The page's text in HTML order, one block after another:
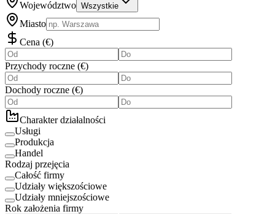
Województwo Wszystkie
Miasto
Cena (€)
Przychody roczne (€)
Dochody roczne (€)
Charakter działalności
Usługi
Produkcja
Handel
Rodzaj przejęcia
Całość firmy
Udziały większościowe
Udziały mniejszościowe
Rok założenia firmy